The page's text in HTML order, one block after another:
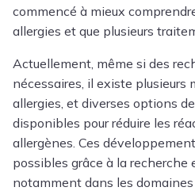
commencé à mieux
allergies et que plusieurs
Actuellement, même si des
nécessaires, il existe plusieurs
allergies, et diverses options
disponibles pour réduire les
allergènes. Ces
possibles grâce à la recherche
notamment dans les